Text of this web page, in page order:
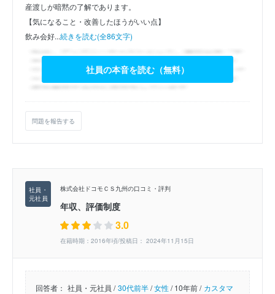
産渡しが暗黙の了解であります。
【気になること・改善したほうがいい点】
飲み会好...続きを読む(全86文字)
社員の本音を読む（無料）
問題を報告する
株式会社ドコモＣＳ九州の口コミ・評判
年収、評価制度
3.0
在籍時期：2016年頃/投稿日： 2024年11月15日
回答者： 社員・元社員 / 30代前半/女性/10年前 / カスタマ